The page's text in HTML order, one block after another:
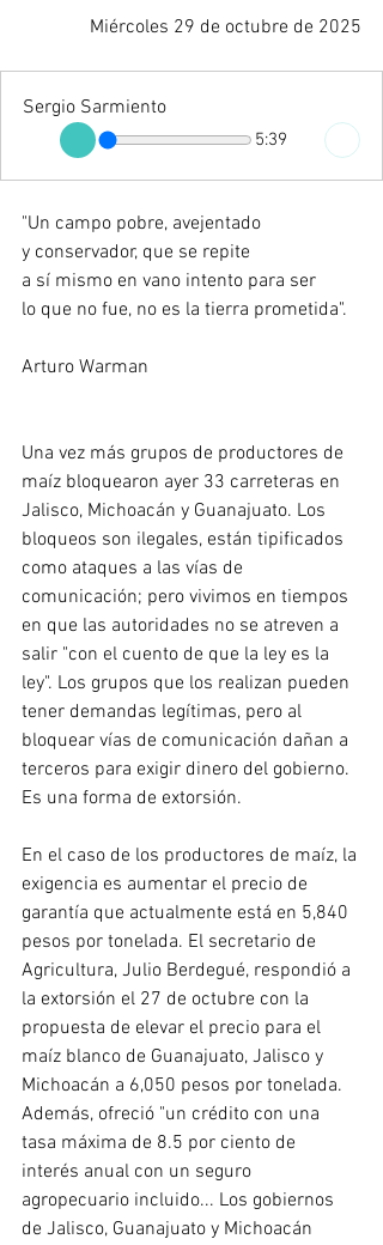
Miércoles 29 de octubre de 2025
Sergio Sarmiento
5:39
"Un campo pobre, avejentado
y conservador, que se repite
a sí mismo en vano intento para ser
lo que no fue, no es la tierra prometida".
Arturo Warman
Una vez más grupos de productores de
maíz bloquearon ayer 33 carreteras en
Jalisco, Michoacán y Guanajuato. Los
bloqueos son ilegales, están tipificados
como ataques a las vías de
comunicación; pero vivimos en tiempos
en que las autoridades no se atreven a
salir "con el cuento de que la ley es la
ley". Los grupos que los realizan pueden
tener demandas legítimas, pero al
bloquear vías de comunicación dañan a
terceros para exigir dinero del gobierno.
Es una forma de extorsión.
En el caso de los productores de maíz, la
exigencia es aumentar el precio de
garantía que actualmente está en 5,840
pesos por tonelada. El secretario de
Agricultura, Julio Berdegué, respondió a
la extorsión el 27 de octubre con la
propuesta de elevar el precio para el
maíz blanco de Guanajuato, Jalisco y
Michoacán a 6,050 pesos por tonelada.
Además, ofreció "un crédito con una
tasa máxima de 8.5 por ciento de
interés anual con un seguro
agropecuario incluido... Los gobiernos
de Jalisco, Guanajuato y Michoacán